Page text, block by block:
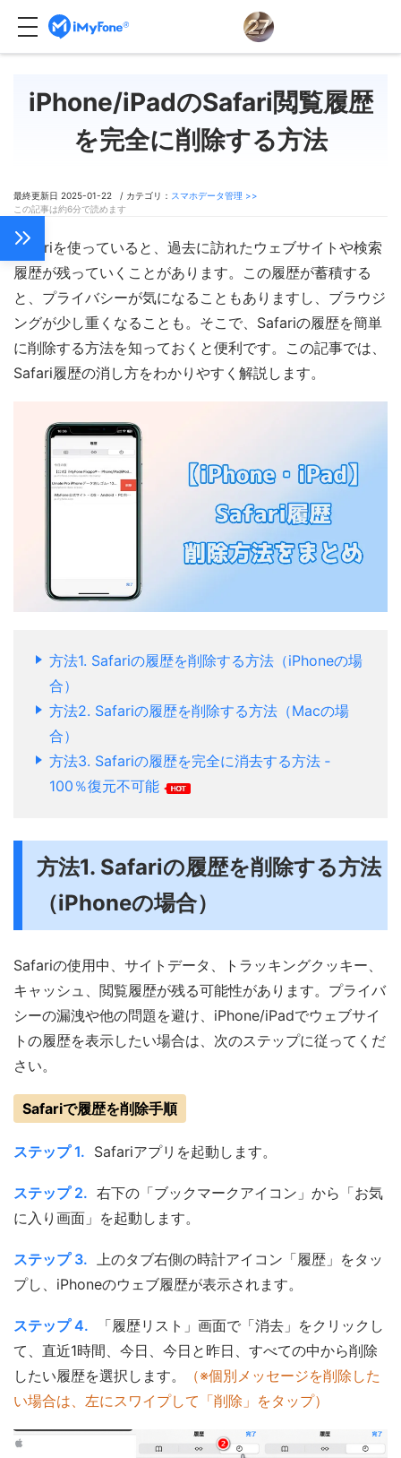
iPhone/iPadのSafari閲覧履歴
を完全に削除する方法
最終更新日 2025-01-22 / カテゴリ： スマホデータ管理 >>
この記事は約6分で読めます
Safariを使っていると、過去に訪れたウェブサイトや検索
履歴が残っていくことがあります。この履歴が蓄積する
と、プライバシーが気になることもありますし、ブラウジ
ングが少し重くなることも。そこで、Safariの履歴を簡単
に削除する方法を知っておくと便利です。この記事では、
Safari履歴の消し方をわかりやすく解説します。
方法1. Safariの履歴を削除する方法（iPhoneの場
合）
方法2. Safariの履歴を削除する方法（Macの場
合）
方法3. Safariの履歴を完全に消去する方法 ‐
100％復元不可能
方法1. Safariの履歴を削除する方法
（iPhoneの場合）
Safariの使用中、サイトデータ、トラッキングクッキー、
キャッシュ、閲覧履歴が残る可能性があります。プライバ
シーの漏洩や他の問題を避け、iPhone/iPadでウェブサイ
トの履歴を表示したい場合は、次のステップに従ってくだ
さい。
Safariで履歴を削除手順
ステップ 1. Safariアプリを起動します。
ステップ 2. 右下の「ブックマークアイコン」から「お気
に入り画面」を起動します。
ステップ 3.
上のタブ右側の時計アイコン「履歴」をタッ
プし、iPhoneのウェブ履歴が表示されます。
ステップ 4.
「履歴リスト」画面で「消去」をクリックし
て、直近1時間、今日、今日と昨日、すべての中から削除
したい履歴を選択します。
（※個別メッセージを削除した
い場合は、左にスワイプして「削除」をタップ）